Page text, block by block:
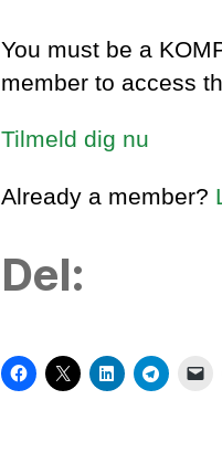
You must be a
member to access
Tilmeld dig nu
Already a member?
Del: